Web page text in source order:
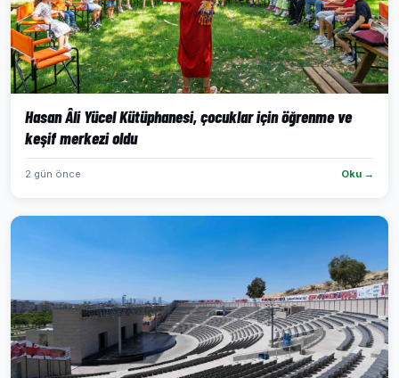
Hasan Âli Yücel Kütüphanesi, çocuklar için öğrenme ve
keşif merkezi oldu
2 gün önce Oku →